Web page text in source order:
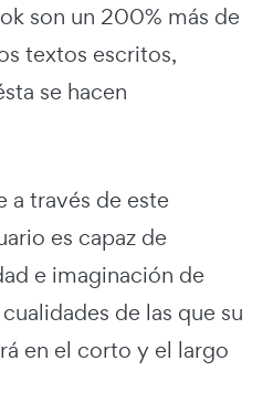
son un 200% más de
textos escritos,
se hacen
a través de este
es capaz de
e imaginación de
de las que su
en el corto y el largo